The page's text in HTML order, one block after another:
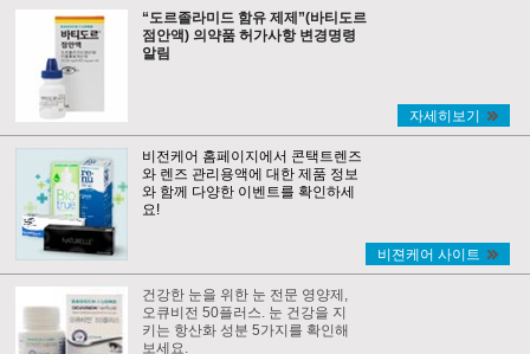
“도르졸라미드 함유 제제”(바티도르
점안액) 의약품 허가사항 변경명령
알림
자세히보기
비전케어 홈페이지에서 콘택트렌즈
와 렌즈 관리용액에 대한 제품 정보
와 함께 다양한 이벤트를 확인하세
요!
비젼케어 사이트
건강한 눈을 위한 눈 전문 영양제,
오큐비전 50플러스. 눈 건강을 지
키는 항산화 성분 5가지를 확인해
보세요.